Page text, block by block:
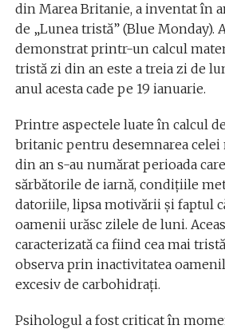
din Marea Britanie, a inventat în
de „Lunea tristă” (Blue Monday).
demonstrat printr-un calcul
tristă zi din an este a treia zi de
anul acesta cade pe 19 ianuarie.
Printre aspectele luate în calcul
britanic pentru desemnarea
din an s-au numărat perioada
sărbătorile de iarnă, condițiile
datoriile, lipsa motivării și faptul
oamenii urăsc zilele de luni.
caracterizată ca fiind cea mai
observa prin inactivitatea
excesiv de carbohidrați.
Psihologul a fost criticat în